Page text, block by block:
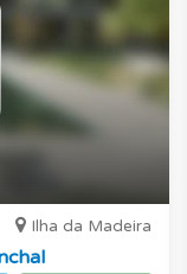
Ilha da Madeira